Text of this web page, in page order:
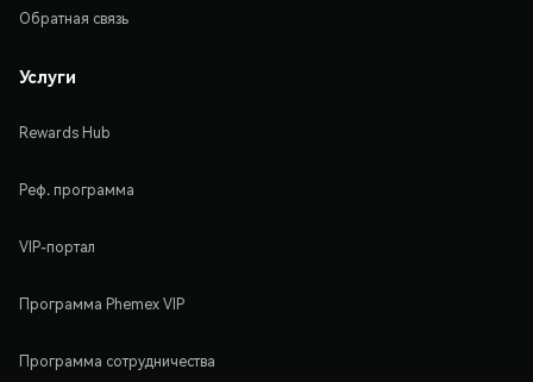
Обратная связь
Услуги
Rewards Hub
Реф. программа
VIP-портал
Программа Phemex VIP
Программа сотрудничества